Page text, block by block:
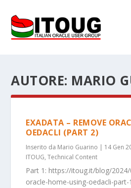
AUTORE: MARIO
EXADATA – REMOVE
OEDACLI (PART 2)
Inserito da Mario Guarino | 14 Gen
ITOUG,Technical Content
Part 1: https://itoug.it/blog/
oracle-home-using-oedacli-part-